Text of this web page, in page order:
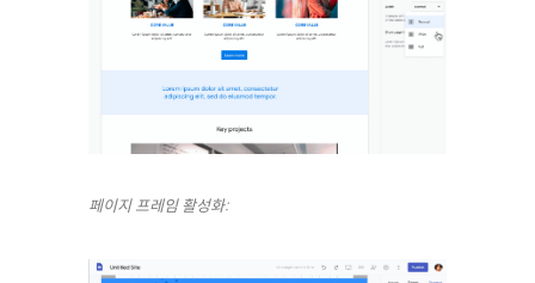
페이지 프레임 활성화: